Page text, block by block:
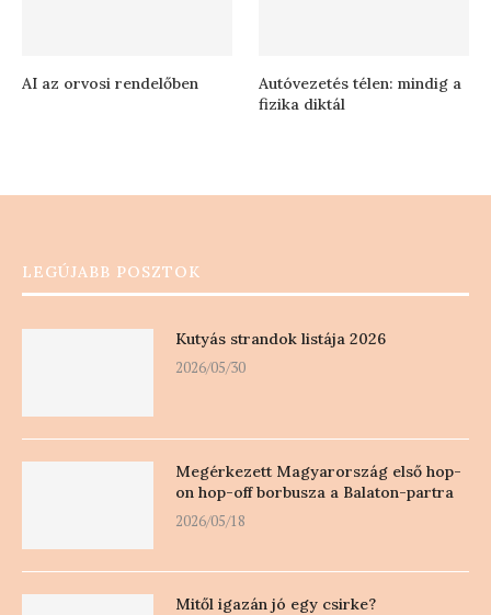
AI az orvosi rendelőben
Autóvezetés télen: mindig a
fizika diktál
LEGÚJABB POSZTOK
Kutyás strandok listája 2026
2026/05/30
Megérkezett Magyarország első hop-
on hop-off borbusza a Balaton-partra
2026/05/18
Mitől igazán jó egy csirke?